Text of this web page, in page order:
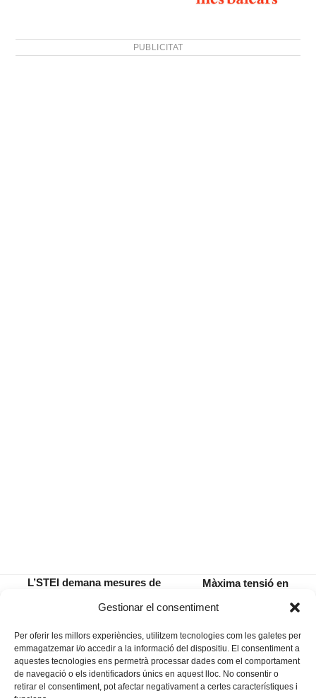
Gestionar el consentiment
Per oferir les millors experiències, utilitzem tecnologies com les galetes per
emmagatzemar i/o accedir a la informació del dispositiu. El consentiment a
aquestes tecnologies ens permetrà processar dades com el comportament
de navegació o els identificadors únics en aquest lloc. No consentir o
retirar el consentiment, pot afectar negativament a certes característiques i
PUBLICITAT
L’STEI demana mesures de
Conselleria d’Educació
next
Màxima tensió en